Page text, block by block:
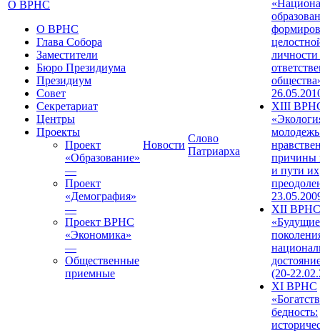
О ВРНС
О ВРНС
Глава Собора
Заместители
Бюро Президиума
Президиум
Совет
Секретариат
Центры
Проекты
Проект
«Образование»
—
Проект
«Демография»
—
Проект ВРНС
«Экономика»
—
Общественные
приемные
Новости
Слово
Патриарха
XIII
причины
и пути их
XII ВРНС
«Будущие
(20-
XI ВРНС
бедность: